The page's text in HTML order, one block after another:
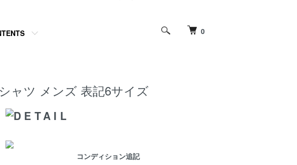
0
ャツ メンズ 表記6サイズ
コンディション追記